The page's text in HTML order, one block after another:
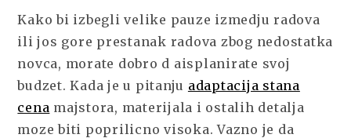
Kako bi izbegli velike pauze izmedju radova
ili jos gore prestanak radova zbog nedostatka
novca, morate dobro d aisplanirate svoj
budzet. Kada je u pitanju adaptacija stana
cena majstora, materijala i ostalih detalja
moze biti poprilicno visoka. Vazno je da